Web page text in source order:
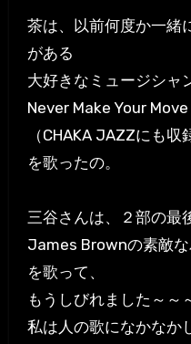
茶は、以前何度か一緒
がある
大好きなミュージシャ
Never Make Your
（CHAKA JAZZにも収
を歌ったの。
三谷さんは、２部の最
James Brownの素敵な
を歌って、
もうしびれました～～
私は人の歌になかなか